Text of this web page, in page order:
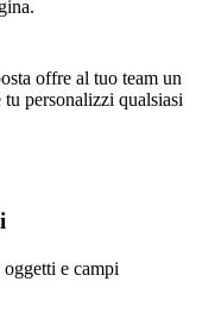
offre al tuo team un
personalizzi qualsiasi
oggetti e campi